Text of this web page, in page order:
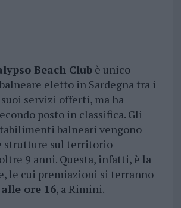
Beach Clubè unico
eletto in Sardegna tra i
servizi offerti, ma ha
posto in classifica. Gli
balneari vengono
strutture sul territorio
9 anni. Questa, infatti, è la
le cui premiazioni si terranno
ore 16, a Rimini.